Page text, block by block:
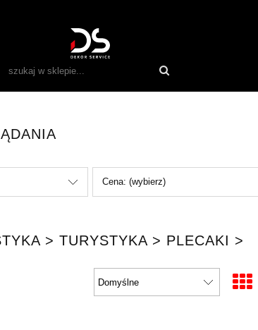
Cena: (wybierz)
> TURYSTYKA > PLECAKI >